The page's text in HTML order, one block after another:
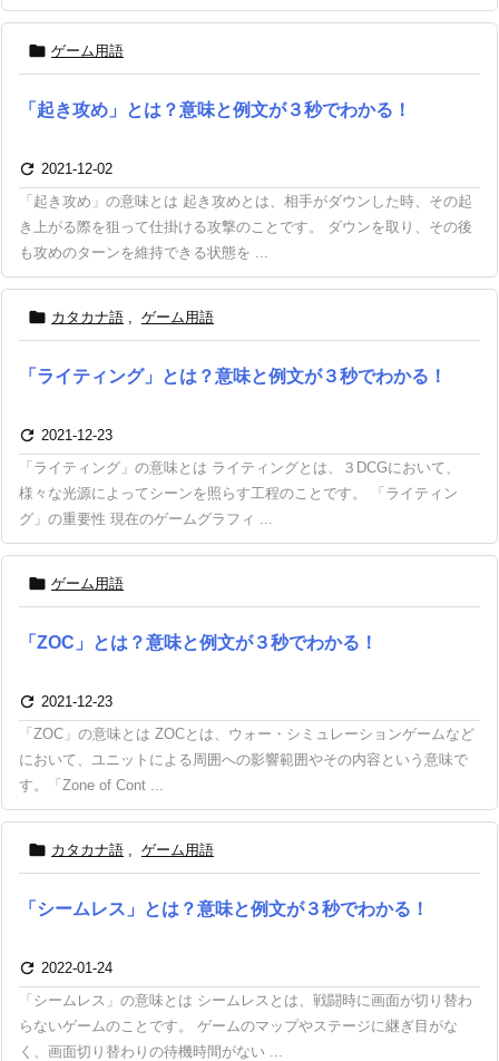
 ゲーム用語
「起き攻め」とは？意味と例文が３秒でわかる！
 2021-12-02
「起き攻め」の意味とは 起き攻めとは、相手がダウンした時、その起
き上がる際を狙って仕掛ける攻撃のことです。 ダウンを取り、その後
も攻めのターンを維持できる状態を ...
 カタカナ語 , ゲーム用語
「ライティング」とは？意味と例文が３秒でわかる！
 2021-12-23
「ライティング」の意味とは ライティングとは、３DCGにおいて、
様々な光源によってシーンを照らす工程のことです。 「ライティン
グ」の重要性 現在のゲームグラフィ ...
 ゲーム用語
「ZOC」とは？意味と例文が３秒でわかる！
 2021-12-23
「ZOC」の意味とは ZOCとは、ウォー・シミュレーションゲームなど
において、ユニットによる周囲への影響範囲やその内容という意味で
す。「Zone of Cont ...
 カタカナ語 , ゲーム用語
「シームレス」とは？意味と例文が３秒でわかる！
 2022-01-24
「シームレス」の意味とは シームレスとは、戦闘時に画面が切り替わ
らないゲームのことです。 ゲームのマップやステージに継ぎ目がな
く、画面切り替わりの待機時間がない ...